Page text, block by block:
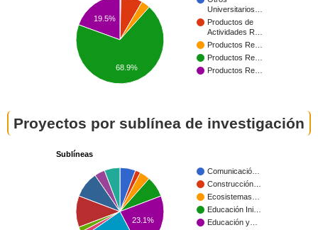
Universitarios…
Productos de
Actividades R…
Productos Re…
Productos Re…
Productos Re…
19.5%
68.9%
Proyectos por sublínea de investigación
Sublíneas
Comunicació…
Construcción…
Ecosistemas…
Educación Ini…
Educación y…
23.1%